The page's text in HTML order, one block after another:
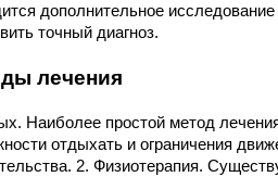
дополнительное
точный диагноз.
лечения
Наиболее простой метод
отдыхать и ограничения
2. Физиотерапия.